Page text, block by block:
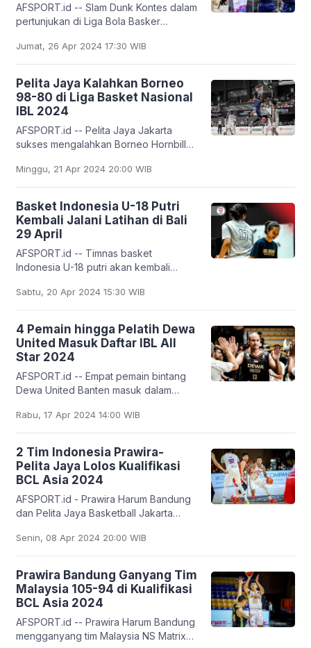
AFSPORT.id -- Slam Dunk Kontes dalam
pertunjukan di Liga Bola Basker
persaingan pemain lokal dan asing
yang kerap
Jumat, 26 Apr 2024 17:30 WIB
Pelita Jaya Kalahkan Borneo
98-80 di Liga Basket Nasional
IBL 2024
AFSPORT.id -- Pelita Jaya Jakarta
sukses mengalahkan Borneo Hornbills
2024. Laga Pelita Jaya Vs Borneo
Hornbills digelar
Minggu, 21 Apr 2024 20:00 WIB
Basket Indonesia U-18 Putri
Kembali Jalani Latihan di Bali
29 April
AFSPORT.id -- Timnas basket
Indonesia U-18 putri akan kembali
pada 29 April 2024. Saat ini para
pemain masih diberi
Sabtu, 20 Apr 2024 15:30 WIB
4 Pemain hingga Pelatih Dewa
United Masuk Daftar IBL All
Star 2024
AFSPORT.id -- Empat pemain bintang
Dewa United Banten masuk dalam
pemain itu yaitu Kaleb Ramot Gemilang,
Gelvis Solano,
Rabu, 17 Apr 2024 14:00 WIB
2 Tim Indonesia Prawira-
Pelita Jaya Lolos Kualifikasi
BCL Asia 2024
AFSPORT.id - Prawira Harum Bandung
dan Pelita Jaya Basketball Jakarta
Basketball Champions League (BCL)
Asia 2024 putaran
Senin, 08 Apr 2024 20:00 WIB
Prawira Bandung Ganyang Tim
Malaysia 105-94 di Kualifikasi
BCL Asia 2024
AFSPORT.id -- Prawira Harum Bandung
mengganyang tim Malaysia NS Matrix